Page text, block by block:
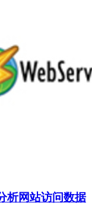
析网站访问数据